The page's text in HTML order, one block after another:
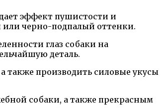
эффект пушистости и
черно-подпалый оттенки.
глаз собаки на
деталь.
производить силовые укусы
собаки, а также прекрасным